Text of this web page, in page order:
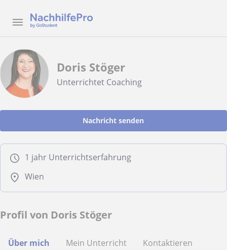
Doris Stöger
Unterrichtet Coaching
Nachricht senden
1 jahr Unterrichtserfahrung
Wien
Profil von Doris Stöger
Über mich Mein Unterricht Kontaktieren